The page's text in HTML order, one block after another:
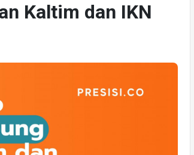
Kaltim dan IKN